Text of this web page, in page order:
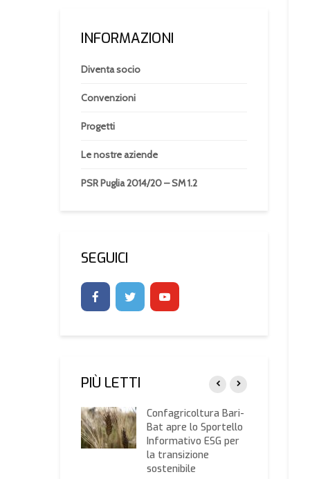
INFORMAZIONI
Diventa socio
Convenzioni
Progetti
Le nostre aziende
PSR Puglia 2014/20 – SM 1.2
SEGUICI
PIÙ LETTI
Confagricoltura Bari-
Bat apre lo Sportello
Informativo ESG per
la transizione
sostenibile